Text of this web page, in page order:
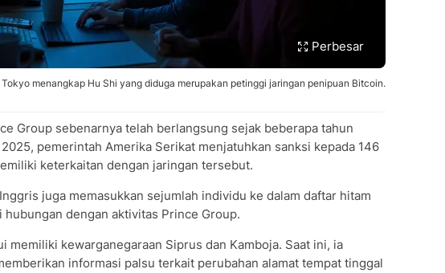
Perbesar
menangkap Hu Shi yang diduga merupakan petinggi jaringan penipuan Bitcoin.
Group sebenarnya telah berlangsung sejak beberapa tahun
pemerintah Amerika Serikat menjatuhkan sanksi kepada 146
keterkaitan dengan jaringan tersebut.
juga memasukkan sejumlah individu ke dalam daftar hitam
hubungan dengan aktivitas Prince Group.
memiliki kewarganegaraan Siprus dan Kamboja. Saat ini, ia
informasi palsu terkait perubahan alamat tempat tinggal